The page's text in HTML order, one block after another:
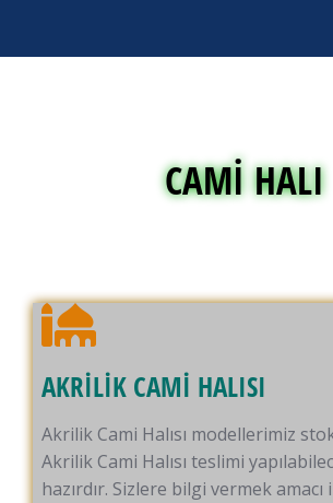
CAMI HALI
AKRİLİK CAMİ HALISI
Akrilik Cami Halısı modellerimiz
Akrilik Cami Halısı teslimi
hazırdır. Sizlere bilgi vermek amacı